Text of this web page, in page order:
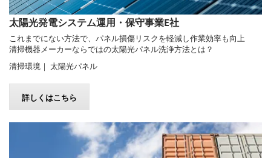
太陽光発電システム運用・保守事業E社
これまでにない方法で、パネル損傷リスクを軽減し作業効率も向上
清掃機器メーカーならではの太陽光パネル洗浄方法とは？
清掃環境｜ 太陽光パネル
詳しくはこちら